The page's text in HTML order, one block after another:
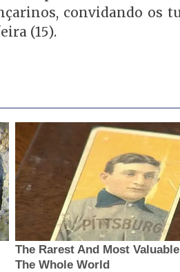
convidando os
(15).